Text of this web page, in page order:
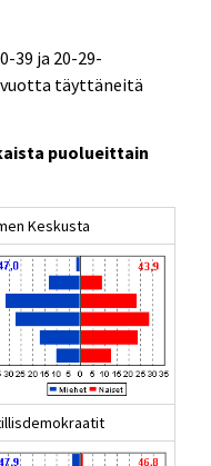
39 ja 20-29-
vuotta täyttäneitä
puolueittain
Keskusta